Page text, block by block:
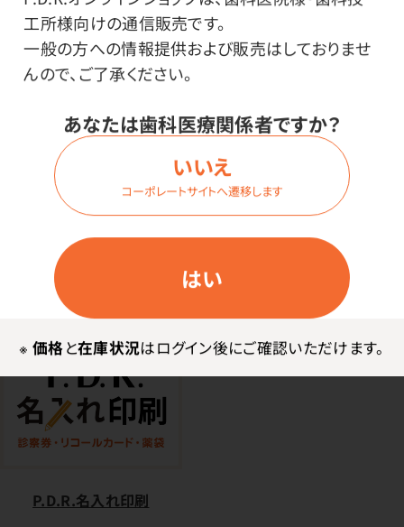
工所様向けの通信販売です。
一般の方への情報提供および販売はしておりませ
んので、ご了承ください。
あなたは歯科医療関係者ですか？
はい
いいえ
コーポレートサイトへ遷移します
※ 価格と在庫状況はログイン後にご確認いただけます。
●日本製
使用上の注意
※商品の色味は印刷の時期により多少変わる可能性が
ございますので、ご了承ください。
P.D.R.名入れ印刷